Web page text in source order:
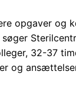
opgaver og
32-37
og